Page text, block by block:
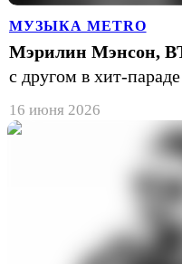
МУЗЫКА METRO
Мэрилин Мэнсон,
с другом в хит-
16 июня 2026